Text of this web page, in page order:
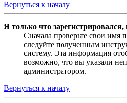
Вернуться к началу
Я только что зарегистрировался,
Сначала проверьте свои имя
следуйте полученным
систему. Эта информация
возможно, что вы указали
администратором.
Вернуться к началу